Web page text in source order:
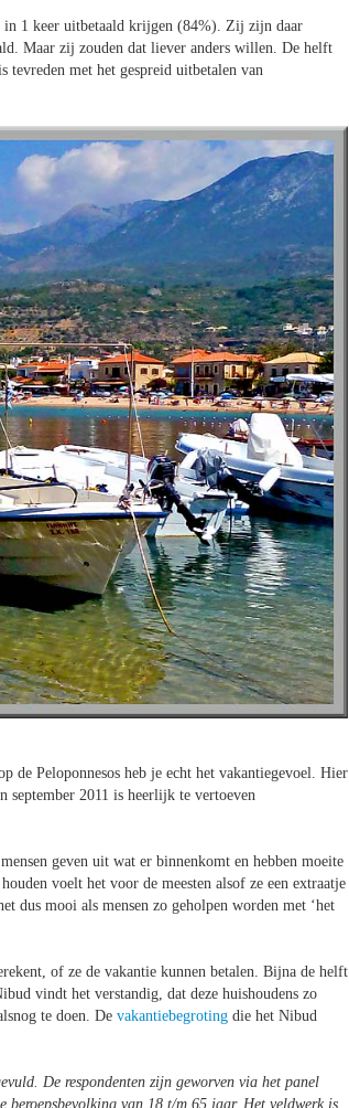
in 1 keer uitbetaald krijgen (84%). Zij zijn daar
Maar zij zouden dat liever anders willen. De helft
met het gespreid uitbetalen van
Peloponnesos heb je echt het vakantiegevoel. Hier
september 2011 is heerlijk te vertoeven
geven uit wat er binnenkomt en hebben moeite
voelt het voor de meesten alsof ze een extraatje
dus mooi als mensen zo geholpen worden met ‘het
of ze de vakantie kunnen betalen. Bijna de helft
vindt het verstandig, dat deze huishoudens zo
te doen. De vakantiebegroting die het Nibud
De respondenten zijn geworven via het panel
beroepsbevolking van 18 t/m 65 jaar. Het veldwerk is